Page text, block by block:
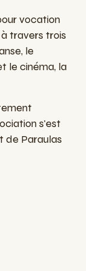
vocation
travers trois
le
le cinéma, la
s'est
de Paraulas